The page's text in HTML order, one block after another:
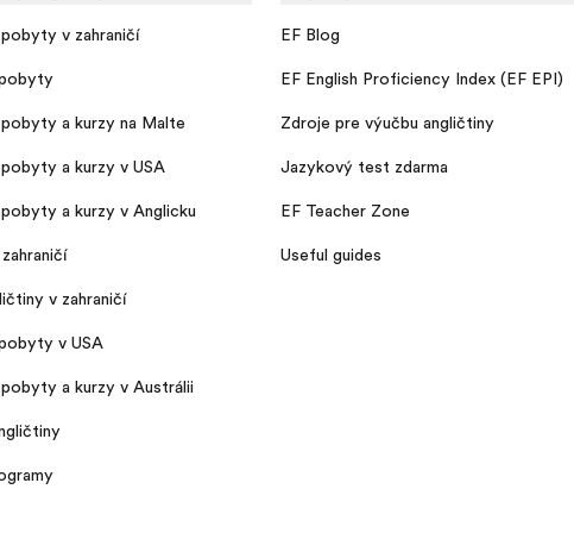
v zahraničí
a kurzy na Malte
a kurzy v USA
a kurzy v Anglicku
v zahraničí
v USA
a kurzy v Austrálii
EF Blog
EF English Proficiency Index (EF EPI)
Zdroje pre výučbu angličtiny
Jazykový test zdarma
EF Teacher Zone
Useful guides